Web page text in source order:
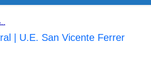
| U.E. San Vicente Ferrer